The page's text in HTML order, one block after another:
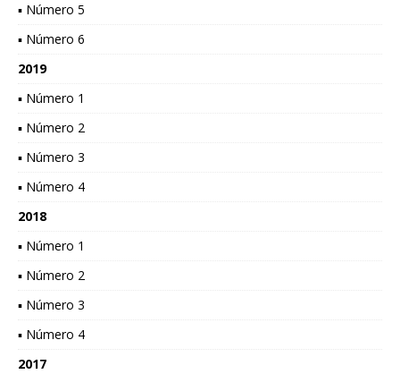
▪ Número 5
▪ Número 6
2019
▪ Número 1
▪ Número 2
▪ Número 3
▪ Número 4
2018
▪ Número 1
▪ Número 2
▪ Número 3
▪ Número 4
2017